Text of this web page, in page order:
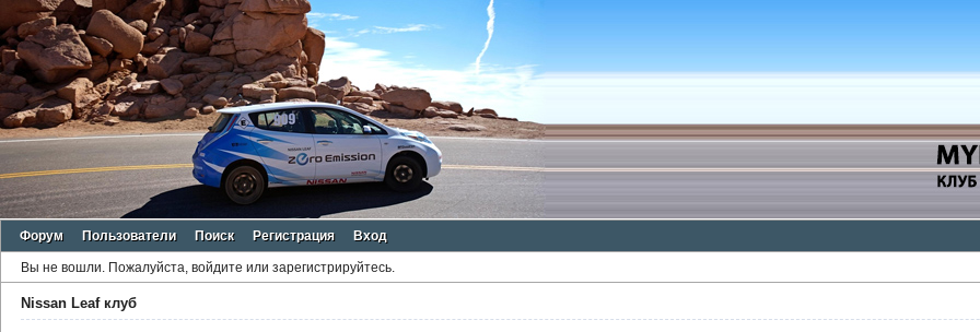
Форум Пользователи Поиск Регистрация Вход
Вы не вошли. Пожалуйста, войдите или зарегистрируйтесь.
Nissan Leaf клуб